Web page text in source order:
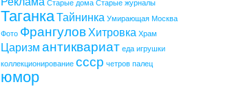
Старые дома Старые журналы
ТаганкаТайнинка Умирающая Москва
Фото Франгулов Хитровка Храм
Царизм антиквариат еда игрушки
коллекционирование ссср четров палец
юмор